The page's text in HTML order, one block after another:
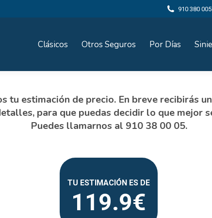
910 380 005
Clásicos Otros Seguros Por Días
119.9